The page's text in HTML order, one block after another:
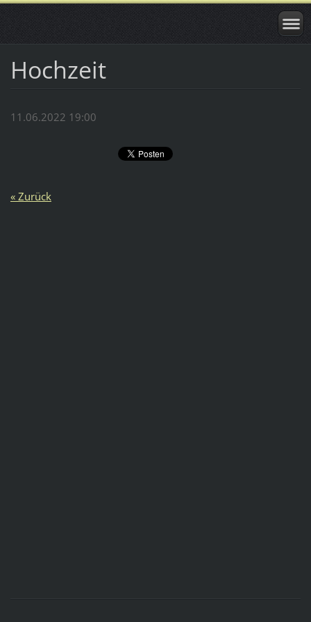
Hochzeit
11.06.2022 19:00
« Zurück